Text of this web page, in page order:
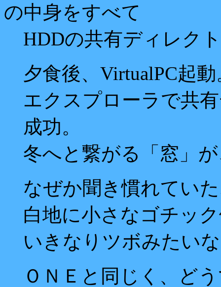
の中身をすべて
HDDの共有ディレク
夕食後、VirtualPC起動
エクスプローラで共
成功。
冬へと繋がる「窓」
なぜか聞き慣れてい
白地に小さなゴチッ
いきなりツボみたい
ＯＮＥと同じく、ど